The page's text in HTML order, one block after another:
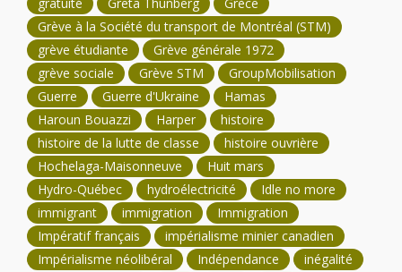
Grève à la Société du transport de Montréal (STM)
grève étudiante
Grève générale 1972
grève sociale
Grève STM
GroupMobilisation
Guerre
Guerre d'Ukraine
Hamas
Haroun Bouazzi
Harper
histoire
histoire de la lutte de classe
histoire ouvrière
Hochelaga-Maisonneuve
Huit mars
Hydro-Québec
hydroélectricité
Idle no more
immigrant
immigration
Immigration
Impératif français
impérialisme minier canadien
Impérialisme néolibéral
Indépendance
inégalité